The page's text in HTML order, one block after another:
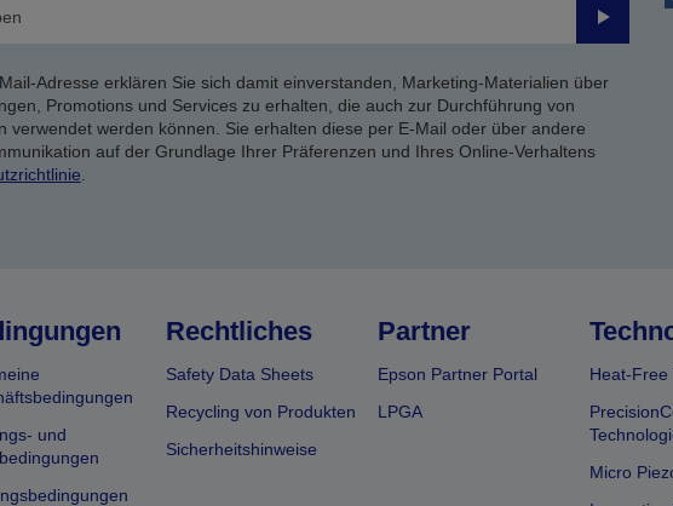
Senden
Adresse erklären Sie sich damit einverstanden, Marketing-Materialien über
Promotions und Services zu erhalten, die auch zur Durchführung von
verwendet werden können. Sie erhalten diese per E-Mail oder über andere
auf der Grundlage Ihrer Präferenzen und Ihres Online-Verhaltens
und
Rechtliches
Safety Data Sheets
Recycling von Produkten
Sicherheitshinweise
Partner
Epson Partner Portal
LPGA
Heat-Free
Micro